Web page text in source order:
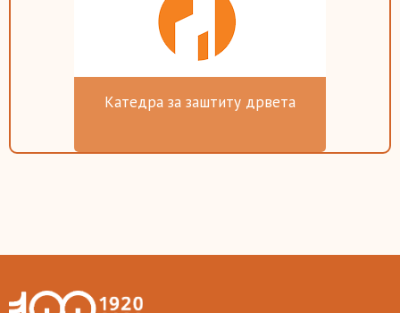
Катедра за заштиту дрвета